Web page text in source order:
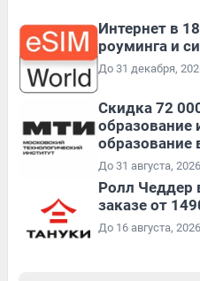
Интернет в
роуминга и
До 31 декабря,
Скидка 72
образование
образование
До 31 августа, 2026
Ролл Чеддер
заказе от
До 16 августа, 2026